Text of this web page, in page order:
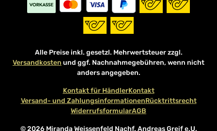
Alle Preise inkl. gesetzl. Mehrwertsteuer zzgl.
Versandkosten und ggf. Nachnahmegebühren, wenn nicht
anders angegeben.
© 2026 Miranda Weissenfeld Nachf. Andreas Greif e.U.
Kontakt für HändlerKontakt
Versand- und ZahlungsinformationenRücktrittsrecht
WiderrufsformularAGB